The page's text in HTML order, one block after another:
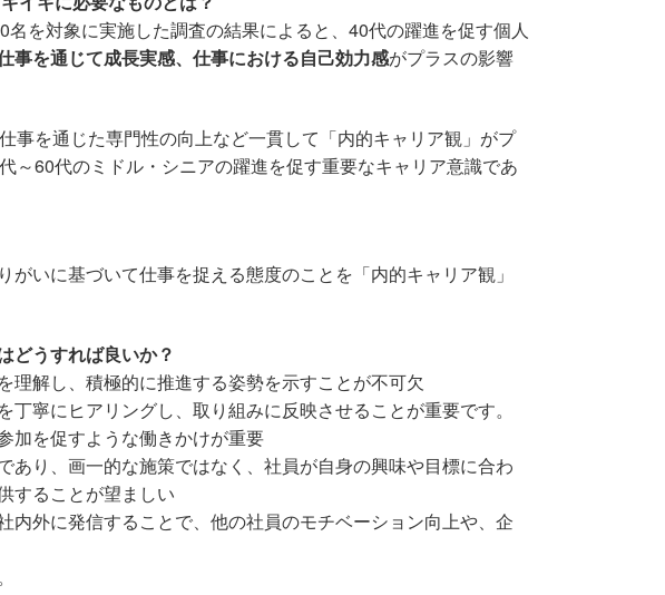
を対象に実施した調査の結果によると、40代の躍進を促す個人
事を通じて成長実感、 仕事における自己効力感がプラスの影響
事を通じた専門性の向上など一貫して「内的キャリア観」がプ
～60代のミドル・シニアの躍進を促す重要なキャリア意識であ
いに基づいて仕事を捉える態度のことを「内的キャリア観」
どうすれば良いか？
理解し、積極的に推進する姿勢を示すことが不可欠
丁寧にヒアリングし、取り組みに反映させることが重要です。
加を促すような働きかけが重要
あり、画一的な施策ではなく、社員が自身の興味や目標に合わ
することが望ましい
内外に発信することで、他の社員のモチベーション向上や、企